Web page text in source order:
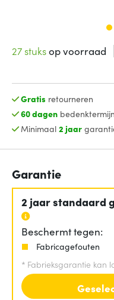
27 stuksop voorraad
Gratis retourneren
60 dagenbedenktermijn
Minimaal 2 jaar
Garantie
2 jaar standaard
Beschermt tegen:
Fabricagefouten
* Fabrieksgarantie kan